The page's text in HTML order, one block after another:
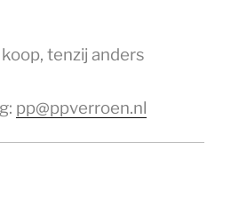
tenzij anders
pp@ppverroen.nl